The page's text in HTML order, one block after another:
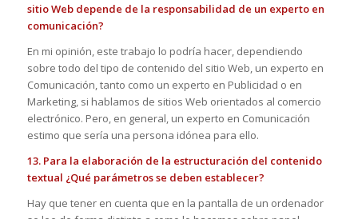
sitio Web depende de la responsabilidad de un experto en
comunicación?
En mi opinión, este trabajo lo podría hacer, dependiendo
sobre todo del tipo de contenido del sitio Web, un experto en
Comunicación, tanto como un experto en Publicidad o en
Marketing, si hablamos de sitios Web orientados al comercio
electrónico. Pero, en general, un experto en Comunicación
estimo que sería una persona idónea para ello.
13. Para la elaboración de la estructuración del contenido
textual ¿Qué parámetros se deben establecer?
Hay que tener en cuenta que en la pantalla de un ordenador